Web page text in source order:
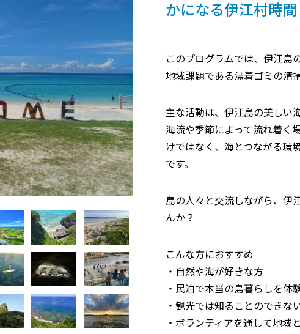
かになる伊江村時間
このプログラムでは、伊江島
地域課題である漂着ゴミの清
主な活動は、伊江島の美しい
海流や季節によって流れ着く
けではなく、海とつながる環
です。
島の人々と交流しながら、伊
んか？
こんな方におすすめ
・自然や海が好きな方
・民泊で本当の島暮らしを体
・観光では知ることのできな
・ボランティアを通して地域